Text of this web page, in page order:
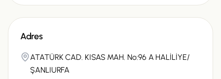
Adres
ATATÜRK CAD. KISAS MAH. No:96 A HALİLİYE/
ŞANLIURFA